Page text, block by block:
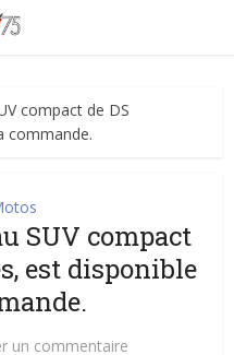
compact de DS
commande.
SUV compact
est disponible
un commentaire